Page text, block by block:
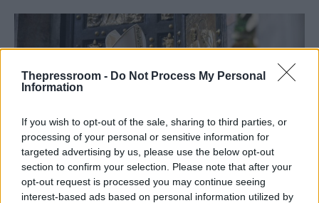
Thepressroom - Do Not Process My Personal
Information
If you wish to opt-out of the sale, sharing to third parties, or
processing of your personal or sensitive information for
targeted advertising by us, please use the below opt-out
section to confirm your selection. Please note that after your
opt-out request is processed you may continue seeing
interest-based ads based on personal information utilized by
ΔΙΕΘΝΗ